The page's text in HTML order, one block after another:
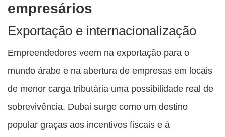
empresários
Exportação e internacionalização
Empreendedores veem na exportação para o
mundo árabe e na abertura de empresas em locais
de menor carga tributária uma possibilidade real de
sobrevivência. Dubai surge como um destino
popular graças aos incentivos fiscais e à